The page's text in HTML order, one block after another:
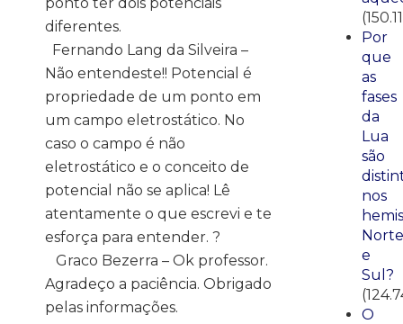
diferentes.
Fernando Lang da Silveira –
Não entendeste!! Potencial é
propriedade de um ponto em
um campo eletrostático. No
caso o campo é não
eletrostático e o conceito de
potencial não se aplica! Lê
atentamente o que escrevi e te
esforça para entender. ?
Graco Bezerra – Ok professor.
Agradeço a paciência. Obrigado
pelas informações.
Por
que
as
fases
da
Lua
são
nos
Norte
e
Sul?
O